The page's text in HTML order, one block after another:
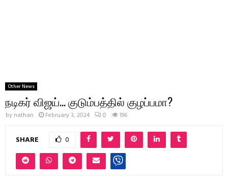
Other News
நடிகர் விஜய்… குடும்பத்தில் குழப்பமா?
by nathan February 3, 2024 0 196
SHARE 0